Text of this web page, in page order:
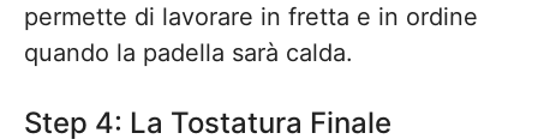
permette di lavorare in fretta e in ordine
quando la padella sarà calda.
Step 4: La Tostatura Finale